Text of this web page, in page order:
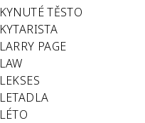
KYNUTÉ TĚSTO
KYTARISTA
LARRY PAGE
LAW
LEKSES
LETADLA
LÉTO